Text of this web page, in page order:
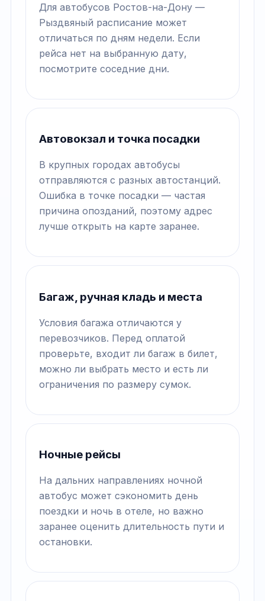
Для автобусов Ростов-на-Дону —
Рыздвяный расписание может
отличаться по дням недели. Если
рейса нет на выбранную дату,
посмотрите соседние дни.
Автовокзал и точка посадки
В крупных городах автобусы
отправляются с разных автостанций.
Ошибка в точке посадки — частая
причина опозданий, поэтому адрес
лучше открыть на карте заранее.
Багаж, ручная кладь и места
Условия багажа отличаются у
перевозчиков. Перед оплатой
проверьте, входит ли багаж в билет,
можно ли выбрать место и есть ли
ограничения по размеру сумок.
Ночные рейсы
На дальних направлениях ночной
автобус может сэкономить день
поездки и ночь в отеле, но важно
заранее оценить длительность пути и
остановки.